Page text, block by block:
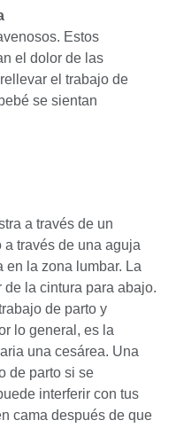
Estos
el dolor de las
el trabajo de
se sientan
a través de un
a través de una aguja
la zona lumbar. La
la cintura para abajo.
de parto y
lo general, es la
una cesárea. Una
de parto si se
interferir con tus
cama después de que